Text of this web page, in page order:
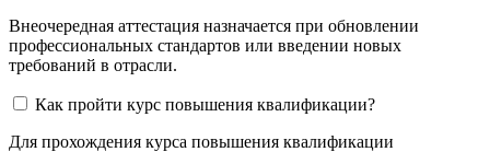
Внеочередная аттестация назначается при обновлении
профессиональных стандартов или введении новых
требований в отрасли.
Как пройти курс повышения квалификации?
Для прохождения курса повышения квалификации